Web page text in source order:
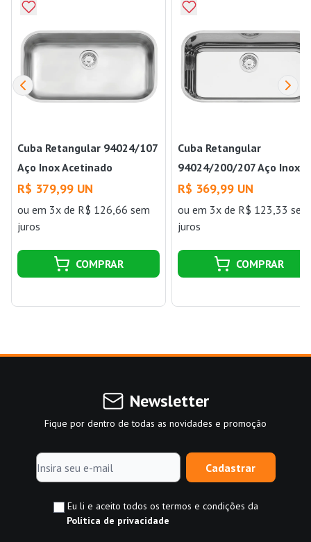
Cuba Retangular 94024/107
Aço Inox Acetinado
56x34cm Tramontina
R$ 379,99 UN
ou em 3x de R$ 126,66 sem
juros
COMPRAR
Cuba Retangular
94024/200/207 Aço Inox
Alto Brilho 56x34cm
Tramontina
R$ 369,99 UN
ouem 3x de R$ 123,33 sem
juros
COMPRAR
Newsletter
Fique por dentro de todas as novidades e promoção
Cadastrar
Eu li e aceito todos os termos e condições da
Política de privacidade